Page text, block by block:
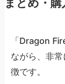
「Dragon
ながら、非
徴です。